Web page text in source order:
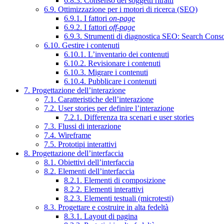
6.9. Ottimizzazione per i motori di ricerca (SEO)
6.9.1. I fattori on-page
6.9.2. I fattori off-page
6.9.3. Strumenti di diagnostica SEO: Search
6.10. Gestire i contenuti
6.10.1. L’inventario dei contenuti
6.10.2. Revisionare i contenuti
6.10.3. Migrare i contenuti
6.10.4. Pubblicare i contenuti
7. Progettazione dell’interazione
7.1. Caratteristiche dell’interazione
7.2. User stories per definire l’interazione
7.2.1. Differenza tra scenari e user stories
7.3. Flussi di interazione
7.4. Wireframe
7.5. Prototipi interattivi
8. Progettazione dell’interfaccia
8.1. Obiettivi dell’interfaccia
8.2. Elementi dell’interfaccia
8.2.1. Elementi di composizione
8.2.2. Elementi interattivi
8.2.3. Elementi testuali (microtesti)
8.3. Progettare e costruire in alta fedeltà
8.3.1. Layout di pagina